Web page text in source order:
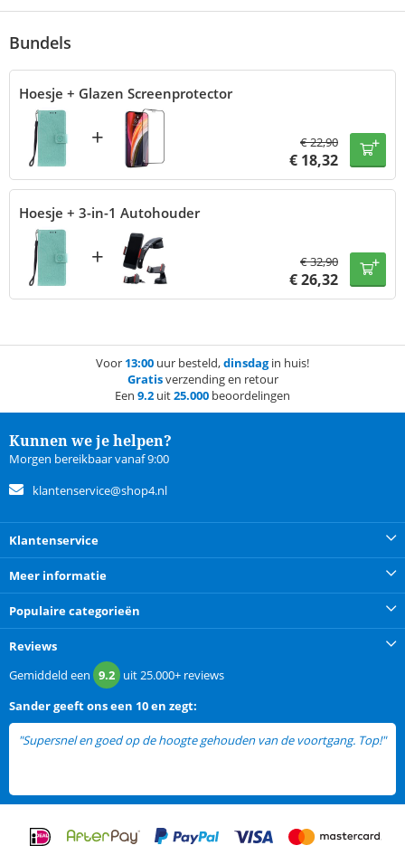
Bundels
Hoesje + Glazen Screenprotector
+ €22,90
€ 18,32
Hoesje + 3-in-1 Autohouder
+ €32,90
€26,32
Voor 13:00 uur besteld,dinsdagin huis!
Gratisverzending en retour
Een 9.2 uit25.000 beoordelingen
Kunnen we je helpen?
Morgen bereikbaar vanaf 9:00
klantenservice@shop4.nl
Klantenservice
Meer informatie
Populaire categorieën
Reviews
Gemiddeld een 9.2 uit25.000+ reviews
Sandergeeft ons een 10 en zegt:
"Supersnel en goed op de hoogte gehouden van de voortgang. Top!"